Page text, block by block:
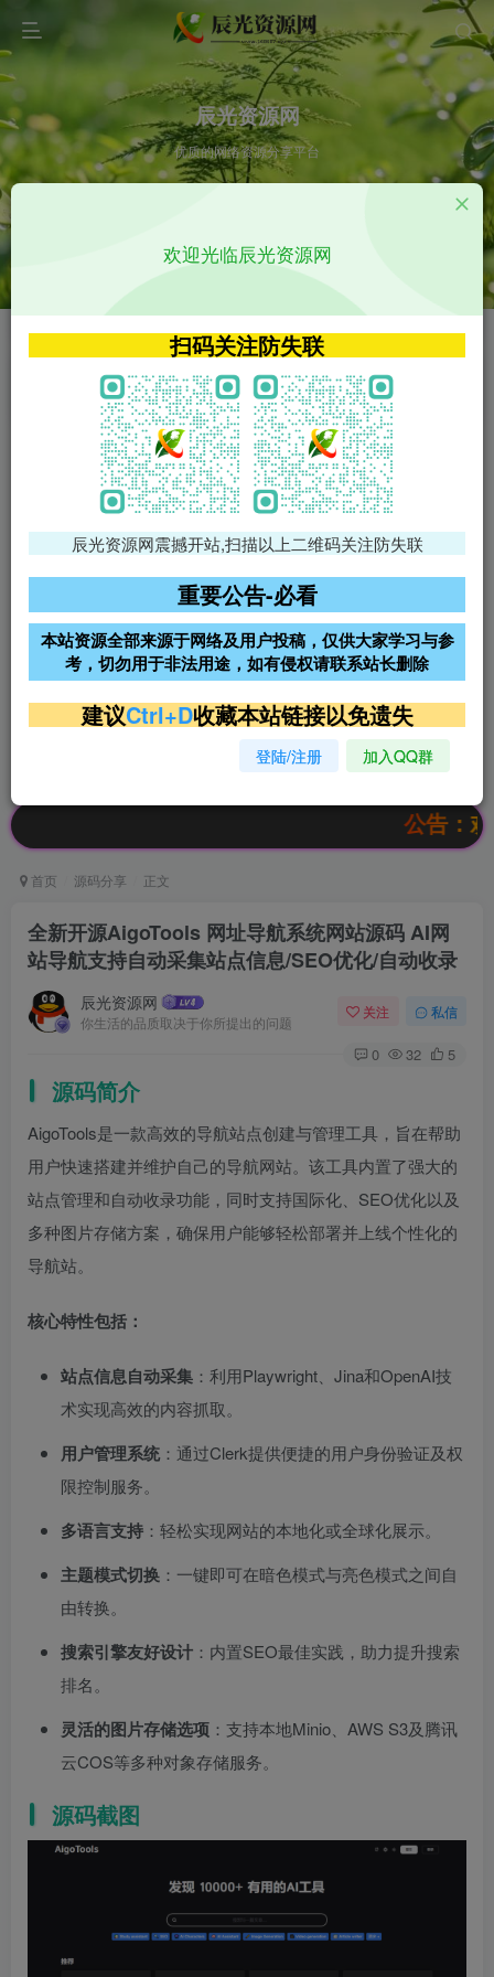
辰光资源网
优质的网络资源分享平台
VIP特权介绍 APP源码
VIP特权介绍
火
VIP特权介绍
影视源码
影视源码
免费领支付宝红包
腾讯轻量4核4G3M服务器38元/
阿里云2核2G200M服务器68元/
年
雨云高防免备案服务器
超低价文字广告位招租 超低价文字广告位招租
超低价文字广告位招租
公告：欢迎访
首页 源码分享 正文
全新开源AigoTools 网址导航系统网站源码 AI网
站导航支持自动采集站点信息/SEO优化/自动收录
辰光资源网
你生活的品质取决于你所提出的问题
关注 私信
0 32 5
源码简介
AigoTools是一款高效的导航站点创建与管理工具，旨在帮助
用户快速搭建并维护自己的导航网站。该工具内置了强大的
站点管理和自动收录功能，同时支持国际化、SEO优化以及
多种图片存储方案，确保用户能够轻松部署并上线个性化的
导航站。
核心特性包括：
站点信息自动采集 ：利用Playwright、Jina和OpenAI技
术实现高效的内容抓取。
用户管理系统 ：通过Clerk提供便捷的用户身份验证及权
限控制服务。
多语言支持 ：轻松实现网站的本地化或全球化展示。
主题模式切换 ：一键即可在暗色模式与亮色模式之间自
由转换。
搜索引擎友好设计 ：内置SEO最佳实践，助力提升搜索
排名。
灵活的图片存储选项 ：支持本地Minio、AWS S3及腾讯
云COS等多种对象存储服务。
源码截图
欢迎光临辰光资源网
扫码关注防失联
辰光资源网震撼开站,扫描以上二维码关注防失联
重要公告-必看
本站资源全部来源于网络及用户投稿，仅供大家学习与参
考，切勿用于非法用途，如有侵权请联系站长删除
建议Ctrl+D收藏本站链接以免遗失
登陆/注册 加入QQ群